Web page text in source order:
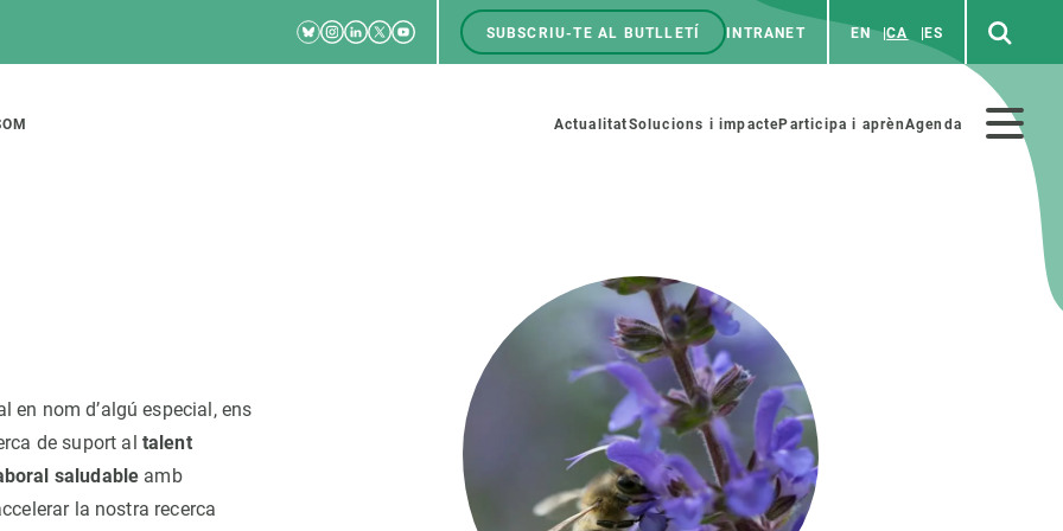
RRSS
Bluesky
Instagram
Linkedin
TwitterYoutube
Menú
SUBSCRIU-TE AL BUTLLETÍ INTRANET EN CA ES
Menú
ActualitatSolucions i impacteParticipa i aprènAgenda
en nom d’algú especial, ens
de suport al talent
saludable amb
la nostra recerca
Política i gestió
PARTICIPA
Fes ciència amb nosaltres
Materials educatius
COL·LABORA
NOTÍCIES I AGENDA
Agenda
Esdeveniments anteriors
Actualitat
Notícies